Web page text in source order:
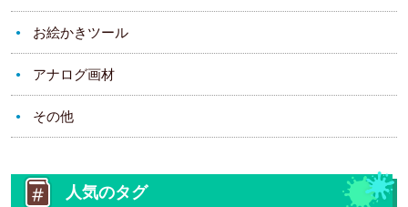
お絵かきツール
アナログ画材
その他
人気のタグ